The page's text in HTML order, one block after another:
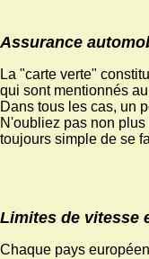
Assurance
La "carte verte"
qui sont mentionnés
Dans tous les cas, un
N'oubliez pas non
toujours simple de se
Limites de vitesse
Chaque pays